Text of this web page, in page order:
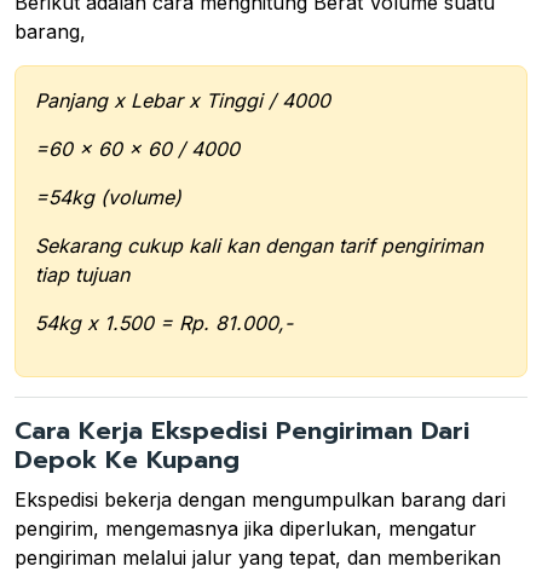
barang,
Panjang x Lebar x Tinggi / 4000
=60 x 60 x 60 / 4000
=54kg (volume)
Sekarang cukup kali kan dengan tarif pengiriman
tiap tujuan
54kg x 1.500 = Rp. 81.000,-
Cara Kerja Ekspedisi Pengiriman Dari
Depok Ke Kupang
Ekspedisi bekerja dengan mengumpulkan barang dari
pengirim, mengemasnya jika diperlukan, mengatur
pengiriman melalui jalur yang tepat, dan memberikan